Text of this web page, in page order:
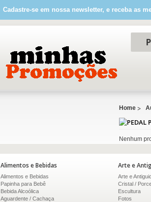
Cadastre-se em nossa newsletter, e receba as
Home
Nenhum
Alimentos e Bebidas
Alimentos e Bebidas
Papinha para Bebê
Bebida Alcoólica
Aguardente / Cachaça
Arte e
Arte e
Cristal /
Escultura
Fotos